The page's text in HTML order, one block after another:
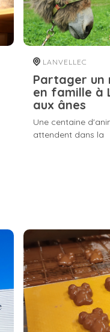
LANVELLEC
Partager un
en famille à
aux ânes
Une centaine
attendent dans la